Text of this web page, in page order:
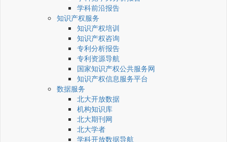
学科前沿报告
知识产权服务
知识产权培训
知识产权咨询
专利分析报告
专利资源导航
国家知识产权公共服务网
知识产权信息服务平台
数据服务
北大开放数据
机构知识库
北大期刊网
北大学者
学科开放数据导航